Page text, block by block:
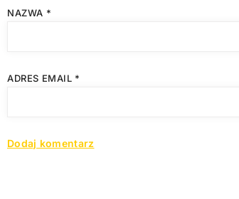
NAZWA *
ADRES EMAIL *